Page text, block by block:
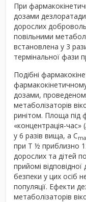
При
дозами
дорослих
повільними
встановлена у 3
термінальної фази
Подібні
дозами,
метаболізаторів
ринітом. Площа під
«концентрація-
у 6 разів вища, а С
при Т ½ приблизно
дорослих та дітей
прийомі відповідної
безпеки у цих осіб
популяції. Ефекти
метаболізаторів